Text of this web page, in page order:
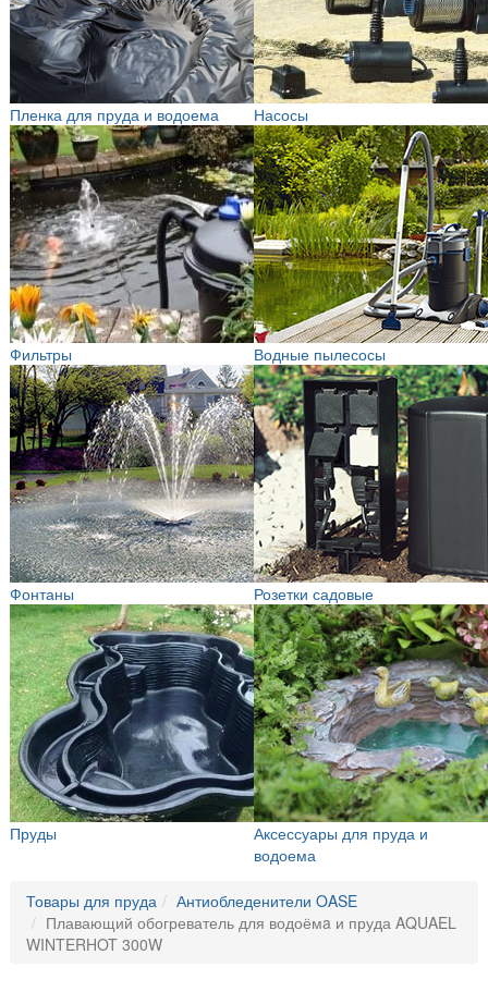
Пленка для пруда и водоема Насосы
Фильтры Водные пылесосы
Фонтаны Розетки садовые
Пруды
Аксессуары для пруда и
водоема
Товары для пруда
Антиобледенители OASE
Плавающий обогреватель для водоёмa и пруда AQUAEL
WINTERHOT 300W